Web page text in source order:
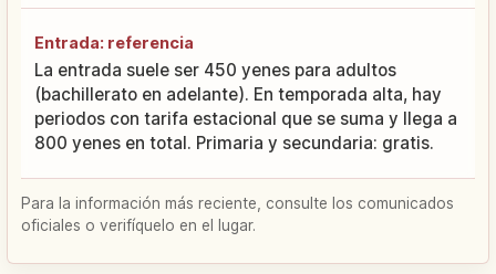
Entrada: referencia
La entrada suele ser 450 yenes para adultos
(bachillerato en adelante). En temporada alta, hay
periodos con tarifa estacional que se suma y llega a
800 yenes en total. Primaria y secundaria: gratis.
Para la información más reciente, consulte los comunicados
oficiales o verifíquelo en el lugar.